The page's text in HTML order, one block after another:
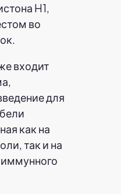
H1,
во
входит
для
как на
так и на